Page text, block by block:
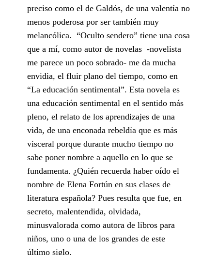
preciso como el de Galdós, de una valentía no
menos poderosa por ser también muy
melancólica. “Oculto sendero” tiene una cosa
que a mí, como autor de novelas -novelista
me parece un poco sobrado- me da mucha
envidia, el fluir plano del tiempo, como en
“La educación sentimental”. Esta novela es
una educación sentimental en el sentido más
pleno, el relato de los aprendizajes de una
vida, de una enconada rebeldía que es más
visceral porque durante mucho tiempo no
sabe poner nombre a aquello en lo que se
fundamenta. ¿Quién recuerda haber oído el
nombre de Elena Fortún en sus clases de
literatura española? Pues resulta que fue, en
secreto, malentendida, olvidada,
minusvalorada como autora de libros para
niños, uno o una de los grandes de este
último siglo.